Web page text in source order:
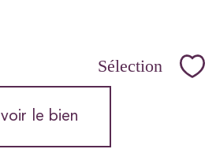
Sélection
voir le bien